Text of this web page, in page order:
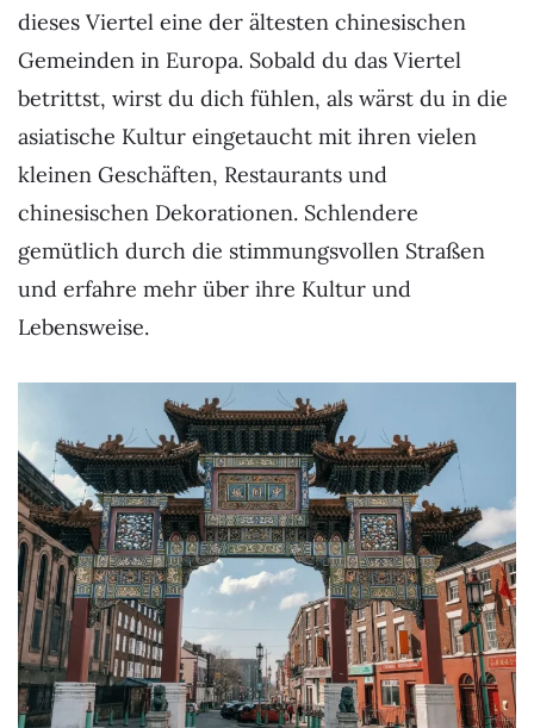
dieses Viertel eine der ältesten chinesischen
Gemeinden in Europa. Sobald du das Viertel
betrittst, wirst du dich fühlen, als wärst du in die
asiatische Kultur eingetaucht mit ihren vielen
kleinen Geschäften, Restaurants und
chinesischen Dekorationen. Schlendere
gemütlich durch die stimmungsvollen Straßen
und erfahre mehr über ihre Kultur und
Lebensweise.